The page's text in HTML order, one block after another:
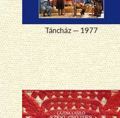
Táncház — 1977